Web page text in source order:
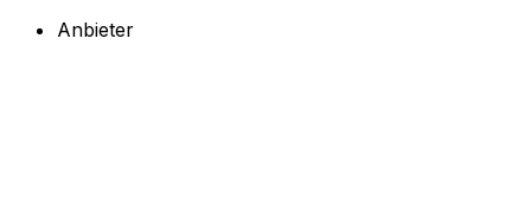
Anbieter